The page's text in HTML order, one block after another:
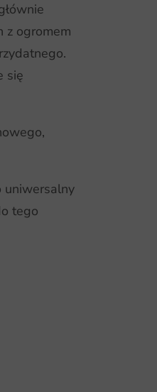
z ogromem
się
uniwersalny
tego